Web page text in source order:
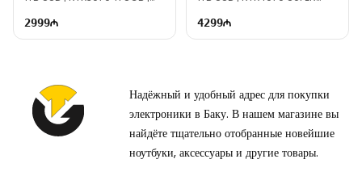
2999 4299
Надёжный и удобный адрес для покупки
электроники в Баку. В нашем магазине вы
найдёте тщательно отобранные новейшие
ноутбуки, аксессуары и другие товары.